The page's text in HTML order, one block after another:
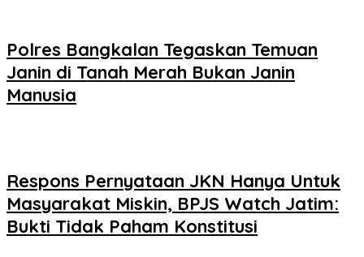
Polres Bangkalan Tegaskan Temuan
Janin di Tanah Merah Bukan Janin
Manusia
Respons Pernyataan JKN Hanya Untuk
Masyarakat Miskin, BPJS Watch Jatim:
Bukti Tidak Paham Konstitusi